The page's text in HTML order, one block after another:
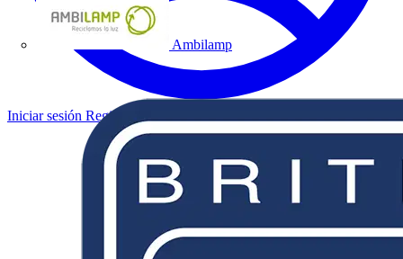
Ambilamp
Iniciar sesión Registrarse